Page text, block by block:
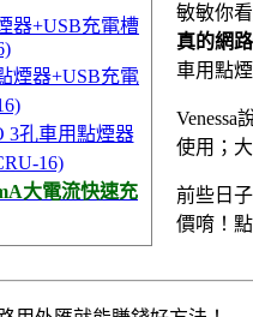
器+USB充電槽
大電流快速充
敏敏你
真的網
車用點
Venessa
使用；
前些日
價唷！點